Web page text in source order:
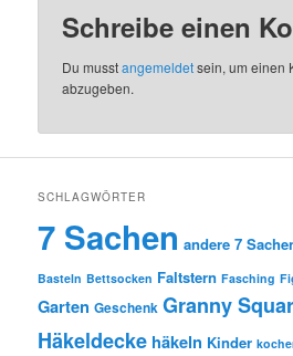
Schreibe einen
Du musstangemeldetsein, um einen
abzugeben.
SCHLAGWÖRTER
7 Sachen andere 7
Basteln Bettsocken Faltstern Fasching
Garten Geschenk Granny
Häkeldecke häkeln Kinder